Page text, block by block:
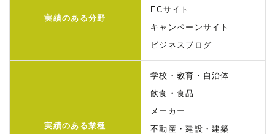
実績のある分野
ECサイト
キャンペーンサイト
ビジネスブログ
実績のある業種
学校・教育・自治体
飲食・食品
メーカー
不動産・建設・建築